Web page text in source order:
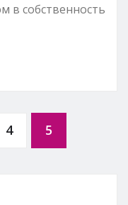
в собственность
4 5